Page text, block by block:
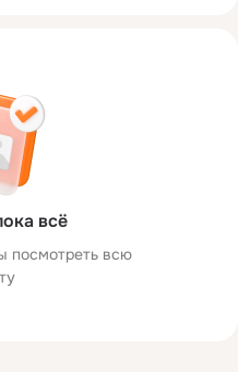
всё
посмотреть всю